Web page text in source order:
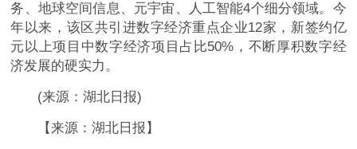
务、地球空间信息、元宇宙、人工智能4个细分领域。今
年以来，该区共引进数字经济重点企业12家，新签约亿
元以上项目中数字经济项目占比50%，不断厚积数字经
济发展的硬实力。
(来源：湖北日报)
【来源：湖北日报】